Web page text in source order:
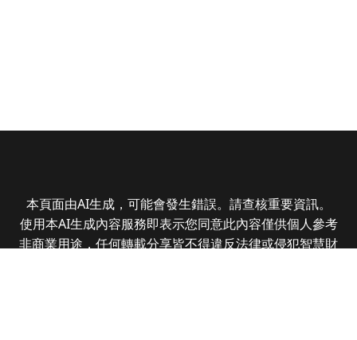
本頁面由AI生成，可能會發生錯誤。請查核重要資訊。
使用本AI生成內容服務即表示您同意此內容僅供個人參考
非商業用途，任何轉載分享皆不得違反法律或侵犯智慧財